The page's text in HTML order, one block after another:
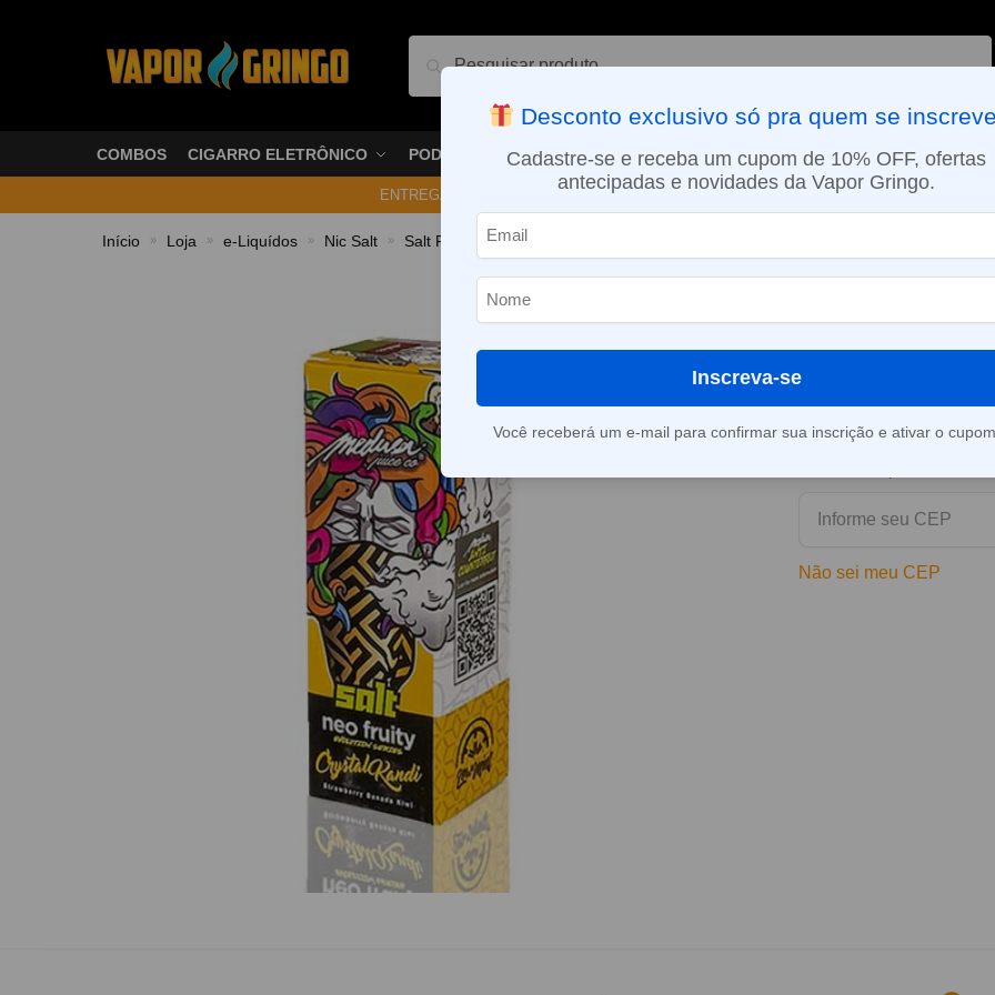
Pesquisar
COMBOS CIGARRO ELETRÔNICO PODS VAPORIZADOR DE ERVAS E-LIQUÍDOS NICOTINA ORAL
ENTREGA NO MESMO DIA EM SÃO PAULO (SEG A SEX): PEDIDOS APROVADOS ATÉ
Início » Loja » e-Liquídos » Nic Salt » Salt Frutados » Líquido Medusa Salt – Crystal Kandi
Líquido
Crystal Kandi
Este produto está fora
Consultar prazo e valor
Não sei meu CEP
Desconto exclusivo só pra quem se
Cadastre-se e receba um cupom de 10% OFF, ofertas
antecipadas e novidades da Vapor Gringo.
Inscreva-se
Você receberá um e-mail para confirmar sua inscrição e ativar o